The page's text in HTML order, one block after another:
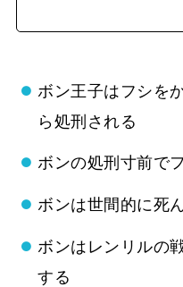
ボン王子はフシを
ら処刑される
ボンの処刑寸前で
ボンは世間的に死
ボンはレンリルの
する